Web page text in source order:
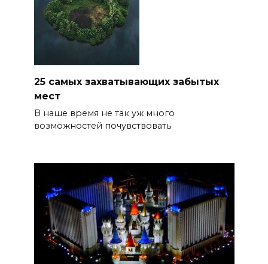
25 самых захватывающих забытых
мест
В наше время не так уж много
возможностей почувствовать